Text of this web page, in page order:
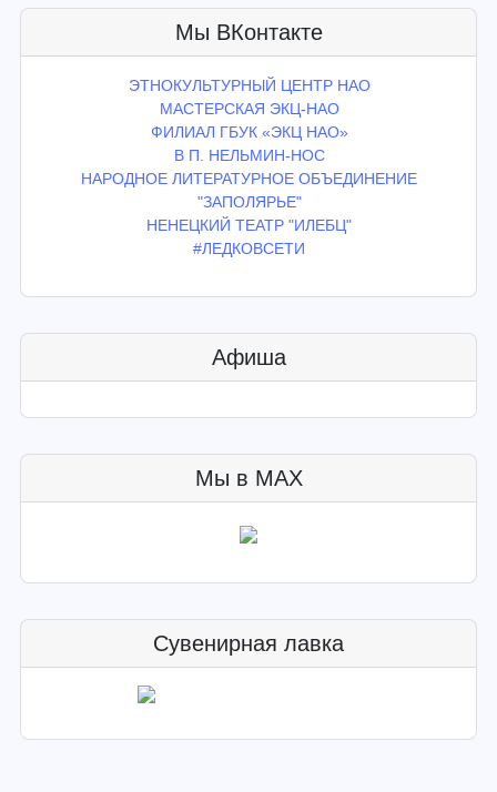
Мы ВКонтакте
ЭТНОКУЛЬТУРНЫЙ ЦЕНТР НАО
МАСТЕРСКАЯ ЭКЦ-НАО
ФИЛИАЛ ГБУК «ЭКЦ НАО»
В П. НЕЛЬМИН-НОС
НАРОДНОЕ ЛИТЕРАТУРНОЕ ОБЪЕДИНЕНИЕ
"ЗАПОЛЯРЬЕ"
НЕНЕЦКИЙ ТЕАТР "ИЛЕБЦ"
#ЛЕДКОВСЕТИ
Афиша
Мы в MAX
Сувенирная лавка